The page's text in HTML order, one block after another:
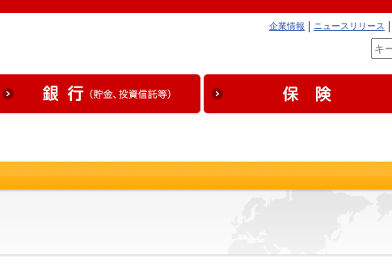
ニュースリリース
企業情報